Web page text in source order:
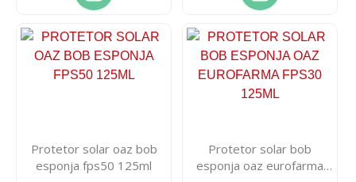
Protetor solar oaz bob
esponja fps50 125ml
Protetor solar bob
esponja oaz eurofarma